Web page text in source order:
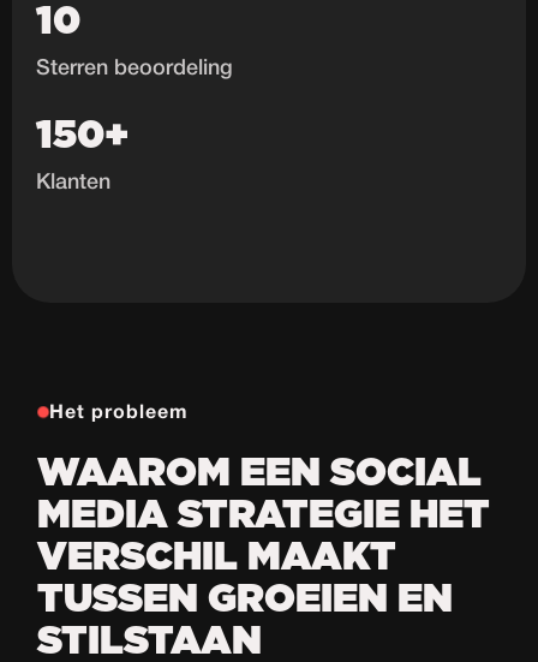
10
Sterren beoordeling
150+
Klanten
Het probleem
WAAROM EEN SOCIAL
MEDIA STRATEGIE HET
VERSCHIL MAAKT
TUSSEN GROEIEN EN
STILSTAAN